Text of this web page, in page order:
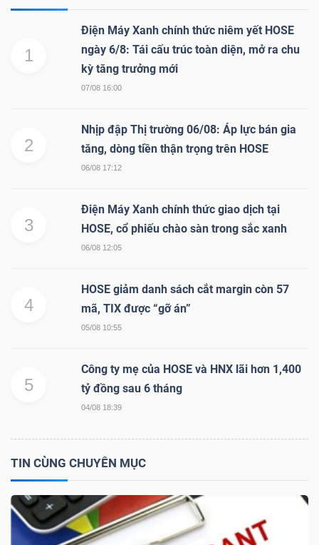
1
Điện Máy Xanh chính thức niêm yết HOSE
ngày 6/8: Tái cấu trúc toàn diện, mở ra chu
kỳ tăng trưởng mới
07/08 16:00
2
Nhịp đập Thị trường 06/08: Áp lực bán gia
tăng, dòng tiền thận trọng trên HOSE
06/08 17:12
3
Điện Máy Xanh chính thức giao dịch tại
HOSE, cổ phiếu chào sàn trong sắc xanh
06/08 12:05
4
HOSE giảm danh sách cắt margin còn 57
mã, TIX được “gỡ án”
05/08 10:55
5
Công ty mẹ của HOSE và HNX lãi hơn 1,400
tỷ đồng sau 6 tháng
04/08 18:39
TIN CÙNG CHUYÊN MỤC
ĐẦU